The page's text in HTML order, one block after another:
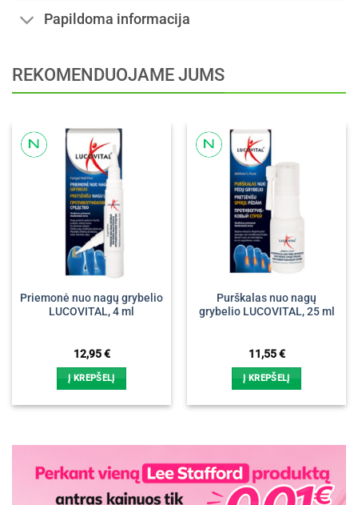
Papildoma informacija
REKOMENDUOJAME JUMS
Priemonė nuo nagų grybelio
LUCOVITAL, 4 ml
12,95€
Į KREPŠELĮ
Purškalas nuo nagų
grybelio LUCOVITAL, 25 ml
11,55€
Į KREPŠELĮ